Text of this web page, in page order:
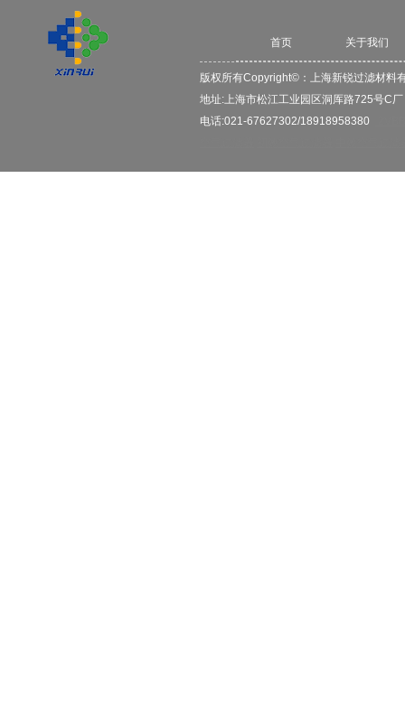
首页 关于我们
版权所有Copyright©： 上海新锐过滤材料
地址:上海市松江工业园区洞厍路725号C厂
电话:021-67627302/18918958380